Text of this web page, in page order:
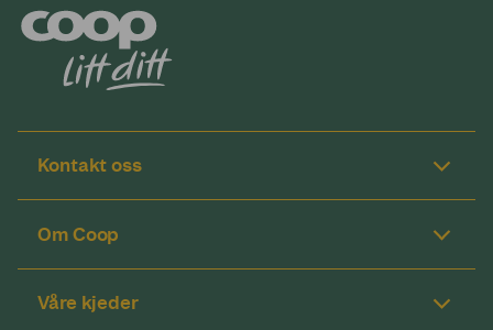
Kontakt oss
Om Coop
Våre kjeder